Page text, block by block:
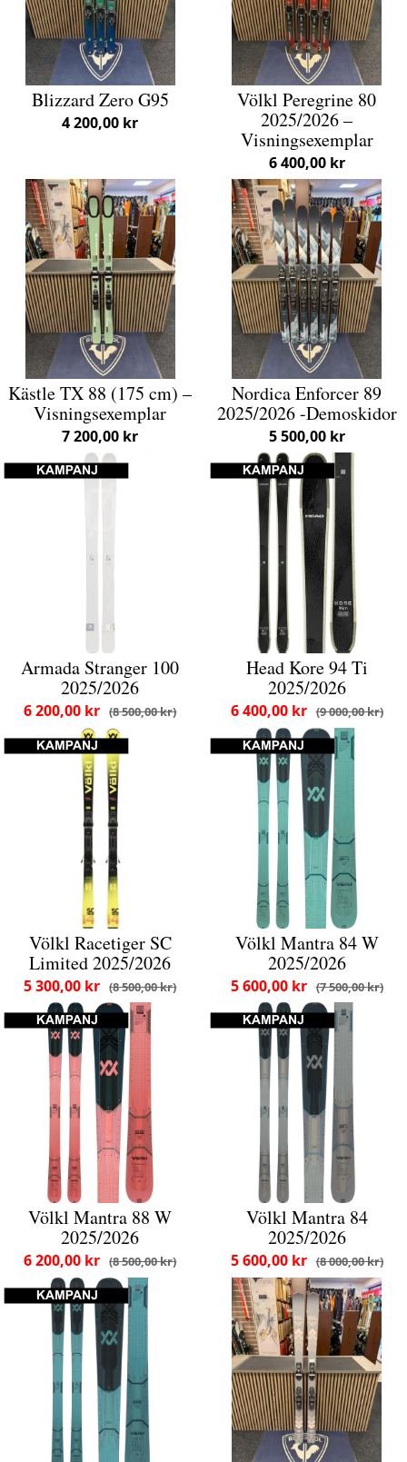
Blizzard Zero G95
4 200,00 kr
Völkl Peregrine 80
2025/2026 –
Visningsexemplar
6 400,00 kr
Kästle TX 88 (175 cm) –
Visningsexemplar
7 200,00 kr
Nordica Enforcer 89
2025/2026 -Demoskidor
5 500,00 kr
Armada Stranger 100
2025/2026
8 500,00 kr
6 200,00 kr
Head Kore 94 Ti
2025/2026
9 000,00 kr
6 400,00 kr
Völkl Racetiger SC
Limited 2025/2026
8 500,00 kr
5 300,00 kr
Völkl Mantra 84 W
2025/2026
7 500,00 kr
5 600,00 kr
Völkl Mantra 88 W
2025/2026
8 500,00 kr
6 200,00 kr
Völkl Mantra 84
2025/2026
8 000,00 kr
5 600,00 kr